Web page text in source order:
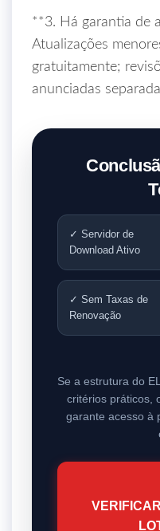
**3. Há garantia de
Atualizações
gratuitamente;
anunciadas
✓ Servidor de
Download Ativo
✓ Sem Taxas de
Renovação
Se a estrutura do
critérios práticos,
garante acesso à